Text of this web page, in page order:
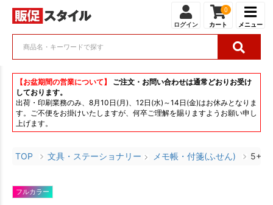
ログイン
0
カート メニュー
【お盆期間の営業について】
ご注文・お問い合わせは通常どおりお受け
しております。
出荷・印刷業務のみ、8月10日(月)、12日(水)～14日(金)はお休みとなりま
す。ご不便をお掛けいたしますが、何卒ご理解を賜りますようお願い申し
上げます。
TOP 文具・ステーショナリー メモ帳・付箋(ふせん) 5+2
フルカラー